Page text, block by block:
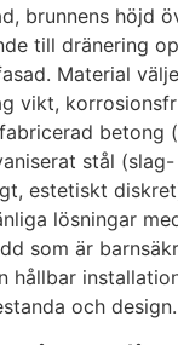
brunnens höjd
till dränering
Material
vikt,
betong
stål
estetiskt
lösningar
som är
hållbar
och design.